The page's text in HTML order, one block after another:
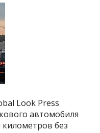
Look Press
автомобиля
без